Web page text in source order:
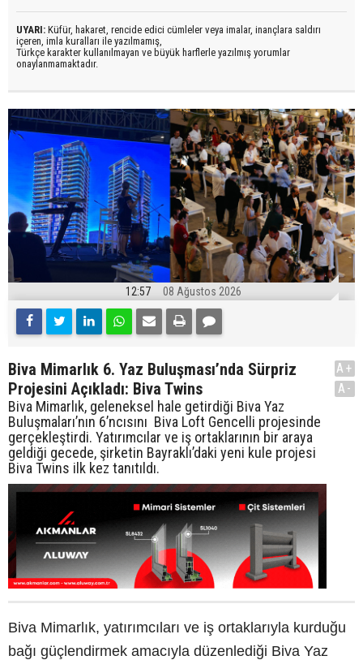
UYARI: Küfür, hakaret, rencide edici cümleler veya imalar, inançlara saldırı
içeren, imla kuralları ile yazılmamış,
Türkçe karakter kullanılmayan ve büyük harflerle yazılmış yorumlar
onaylanmamaktadır.
12:57 08 Ağustos 2026
Biva Mimarlık 6. Yaz Buluşması’nda Sürpriz
Projesini Açıkladı: Biva Twins
Biva Mimarlık, geleneksel hale getirdiği Biva Yaz
Buluşmaları’nın 6’ncısını Biva Loft Gencelli projesinde
gerçekleştirdi. Yatırımcılar ve iş ortaklarının bir araya
geldiği gecede, şirketin Bayraklı’daki yeni kule projesi
Biva Twins ilk kez tanıtıldı.
A+
A-
Biva Mimarlık, yatırımcıları ve iş ortaklarıyla kurduğu
bağı güçlendirmek amacıyla düzenlediği Biva Yaz